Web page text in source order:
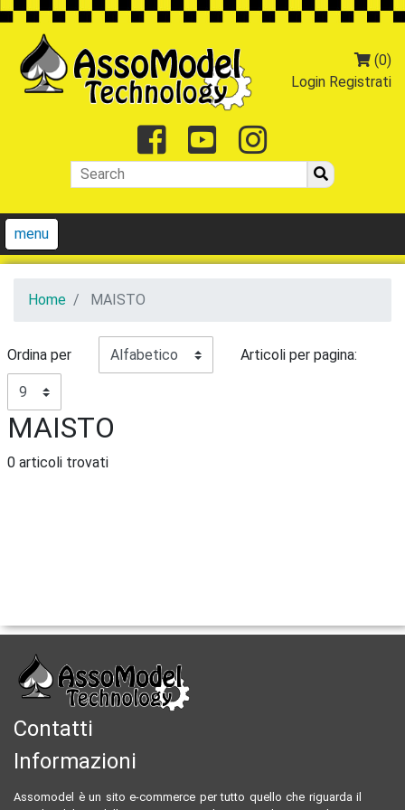
(0)
Login Registrati
Facebook
Youtube
menu
Home MAISTO
Ordina per Articoli per pagina:
MAISTO
0 articoli trovati
Contatti
Informazioni
Assomodel è un sito e-commerce per tutto quello che riguarda il